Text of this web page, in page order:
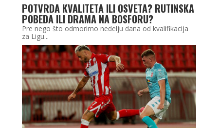
POTVRDA KVALITETA ILI OSVETA? RUTINSKA
POBEDA ILI DRAMA NA BOSFORU?
Pre nego što odmorimo nedelju dana od kvalifikacija
za Ligu...